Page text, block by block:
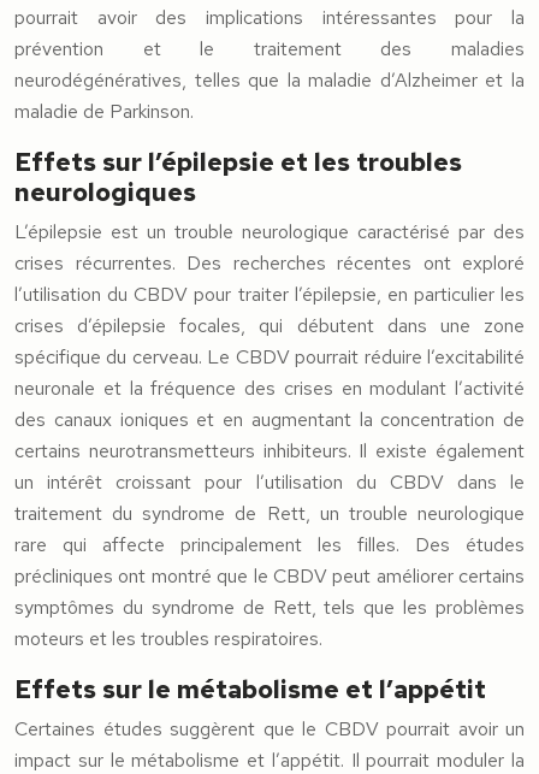
pourrait avoir des implications intéressantes pour la
prévention et le traitement des maladies
neurodégénératives, telles que la maladie d’Alzheimer et la
maladie de Parkinson.
Effets sur l’épilepsie et les troubles
neurologiques
L’épilepsie est un trouble neurologique caractérisé par des
crises récurrentes. Des recherches récentes ont exploré
l’utilisation du CBDV pour traiter l’épilepsie, en particulier les
crises d’épilepsie focales, qui débutent dans une zone
spécifique du cerveau. Le CBDV pourrait réduire l’excitabilité
neuronale et la fréquence des crises en modulant l’activité
des canaux ioniques et en augmentant la concentration de
certains neurotransmetteurs inhibiteurs. Il existe également
un intérêt croissant pour l’utilisation du CBDV dans le
traitement du syndrome de Rett, un trouble neurologique
rare qui affecte principalement les filles. Des études
précliniques ont montré que le CBDV peut améliorer certains
symptômes du syndrome de Rett, tels que les problèmes
moteurs et les troubles respiratoires.
Effets sur le métabolisme et l’appétit
Certaines études suggèrent que le CBDV pourrait avoir un
impact sur le métabolisme et l’appétit. Il pourrait moduler la